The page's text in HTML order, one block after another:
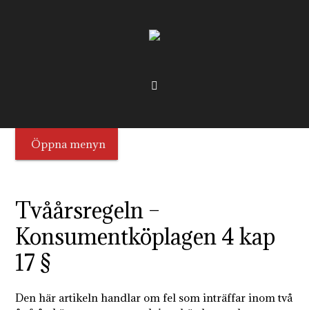
Öppna menyn
Tvåårsregeln –
Konsumentköplagen 4 kap
17 §
Den här artikeln handlar om fel som inträffar inom två